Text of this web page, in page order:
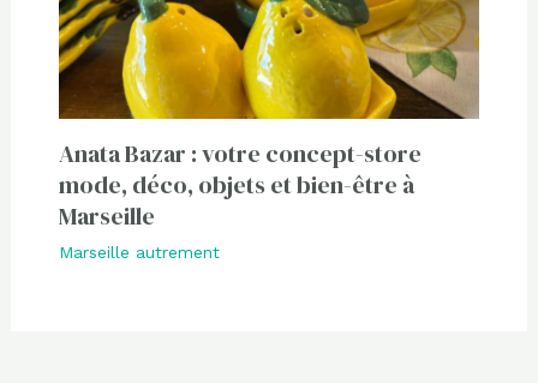
Anata Bazar : votre concept-store
mode, déco, objets et bien-être à
Marseille
Marseille autrement